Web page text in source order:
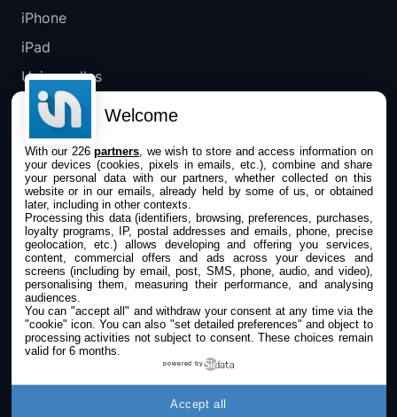
iPhone
iPad
Universelles
Mac
Apple TV
IPHONEADDICT
Actualité Apple
Archives keynotes
Contact
À propos
KultureGeek
Welcome
With our 226partners , we wish to store and access information on
your devices (cookies, pixels in emails, etc.), combine and share
your personal data with our partners, whether collected on this
website or in our emails, already held by some of us, or obtained
later, including in other contexts.
Processing this data (identifiers, browsing, preferences, purchases,
loyalty programs, IP, postal addresses and emails, phone, precise
geolocation, etc.) allows developing and offering you services,
content, commercial offers and ads across your devices and
screens (including by email, post, SMS, phone, audio, and video),
personalising them, measuring their performance, and analysing
audiences.
You can "accept all" and withdraw your consent at any time via the
"cookie" icon. You can also "set detailed preferences" and object to
processing activities not subject to consent. These choices remain
valid for 6 months.
powered by
Accept all